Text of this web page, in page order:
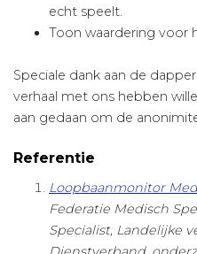
echt speelt.
Toon waardering voor
Speciale dank aan de
verhaal met ons hebben
aan gedaan om de
Referentie
Loopbaanmonitor
Federatie Medisch
Specialist, Landelijke